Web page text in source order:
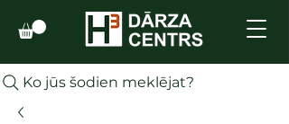
Ko jūs šodien meklējat?